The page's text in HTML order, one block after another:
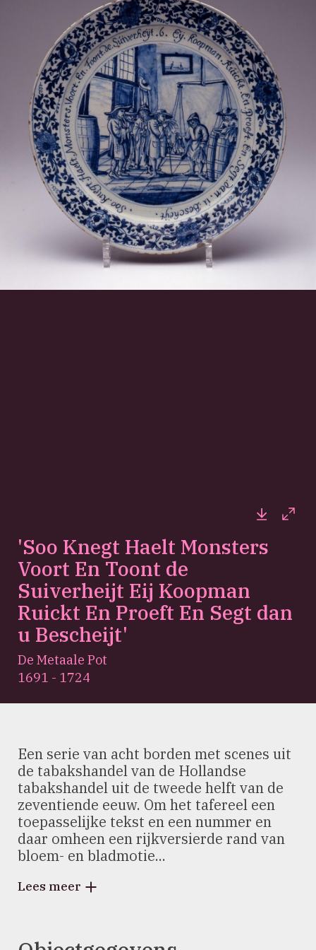
'Soo Knegt Haelt Monsters
Voort En Toont de
Suiverheijt Eij Koopman
Ruickt En Proeft En Segt dan
u Bescheijt'
De Metaale Pot
1691 - 1724
Een serie van acht borden met scenes uit
de tabakshandel van de Hollandse
tabakshandel uit de tweede helft van de
zeventiende eeuw. Om het tafereel een
toepasselijke tekst en een nummer en
daar omheen een rijkversierde rand van
bloem- en bladmotie...
Lees meer